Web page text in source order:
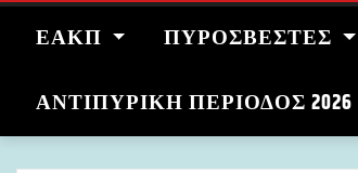
ΕΑΚΠ ΠΥΡΟΣΒΈΣΤΕΣ
ΑΝΤΙΠΥΡΙΚΉ ΠΕΡΊΟΔΟΣ 2026